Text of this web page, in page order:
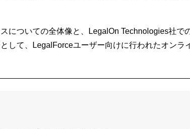
についての全体像と、LegalOn Technologies社で
して、LegalForceユーザー向けに行われたオンラ